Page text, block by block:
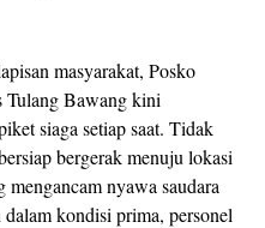
masyarakat, Posko
Tulang Bawang kini
siaga setiap saat. Tidak
bergerak menuju lokasi
mengancam nyawa saudara
kondisi prima, personel